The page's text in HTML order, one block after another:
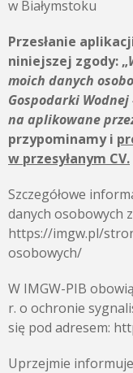
w Białymstoku
Przesłanie
niniejszej zgody: „
moich danych
Gospodarki
na aplikowane
przypominamy i
w przesyłanym CV.
Szczegółowe
danych osobowych
https://imgw.pl/
osobowych/
W IMGW-PIB
r. o ochronie
się pod adresem:
Uprzejmie